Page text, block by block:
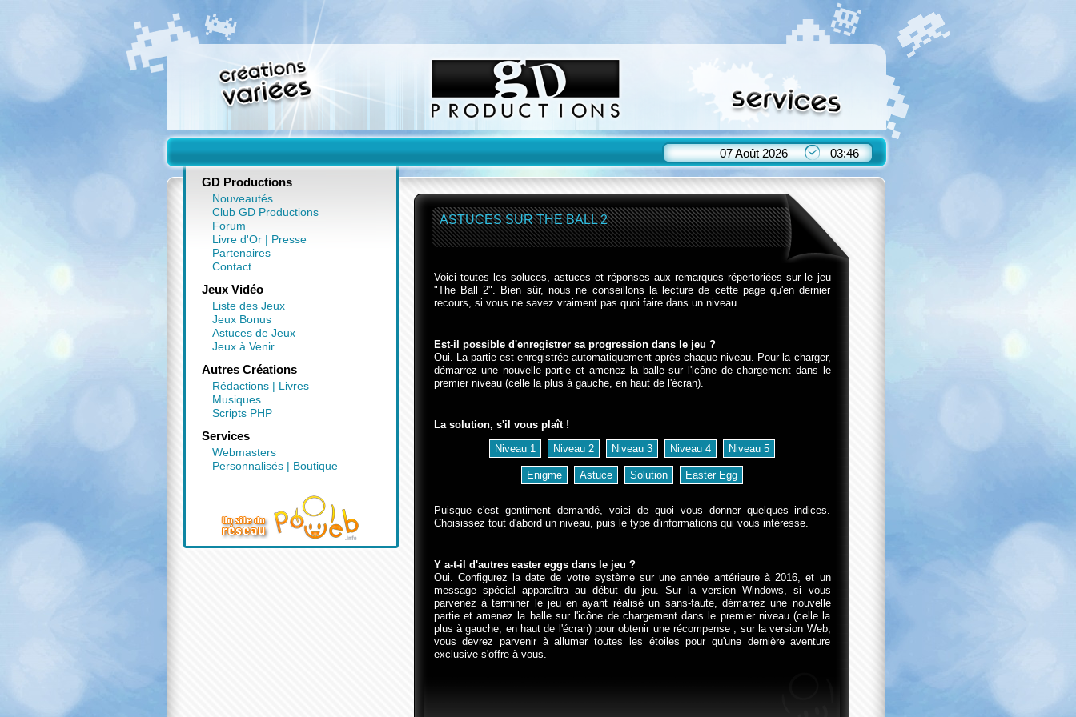
07 Août 2026 03:46
ASTUCES SUR THE BALL 2
Voici toutes les soluces, astuces et réponses aux remarques répertoriées sur le jeu
"The Ball 2". Bien sûr, nous ne conseillons la lecture de cette page qu'en dernier
recours, si vous ne savez vraiment pas quoi faire dans un niveau.
Est-il possible d'enregistrer sa progression dans le jeu ?
Oui. La partie est enregistrée automatiquement après chaque niveau. Pour la charger,
démarrez une nouvelle partie et amenez la balle sur l'icône de chargement dans le
premier niveau (celle la plus à gauche, en haut de l'écran).
La solution, s'il vous plaît !
Puisque c'est gentiment demandé, voici de quoi vous donner quelques indices.
Choisissez tout d'abord un niveau, puis le type d'informations qui vous intéresse.
Y a-t-il d'autres easter eggs dans le jeu ?
Oui. Configurez la date de votre système sur une année antérieure à 2016, et un
message spécial apparaîtra au début du jeu. Sur la version Windows, si vous
parvenez à terminer le jeu en ayant réalisé un sans-faute, démarrez une nouvelle
partie et amenez la balle sur l'icône de chargement dans le premier niveau (celle la
plus à gauche, en haut de l'écran) pour obtenir une récompense ; sur la version Web,
vous devrez parvenir à allumer toutes les étoiles pour qu'une dernière aventure
exclusive s'offre à vous.
GD Productions
Nouveautés
Club GD Productions
Forum
Livre d'Or| Presse
Partenaires
Contact
Jeux Vidéo
Liste des Jeux
Jeux Bonus
Astuces de Jeux
Jeux à Venir
Autres Créations
Rédactions| Livres
Musiques
Scripts PHP
Services
Webmasters
Personnalisés| Boutique